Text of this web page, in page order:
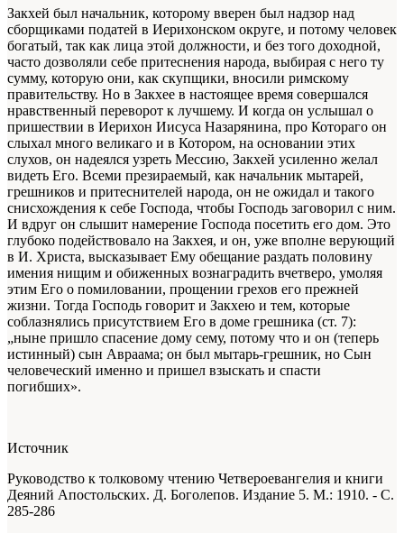
Закхей был начальник, которому вверен был надзор над
сборщиками податей в Иерихонском округе, и потому человек
богатый, так как лица этой должности, и без того доходной,
часто дозволяли себе притеснения народа, выбирая с него ту
сумму, которую они, как скупщики, вносили римскому
правительству. Но в Закхее в настоящее время совершался
нравственный переворот к лучшему. И когда он услышал о
пришествии в Иерихон Иисуса Назарянина, про Котораго он
слыхал много великаго и в Котором, на основании этих
слухов, он надеялся узреть Мессию, Закхей усиленно желал
видеть Его. Всеми презираемый, как начальник мытарей,
грешников и притеснителей народа, он не ожидал и такого
снисхождения к себе Господа, чтобы Господь заговорил с ним.
И вдруг он слышит намерение Господа посетить его дом. Это
глубоко подействовало на Закхея, и он, уже вполне верующий
в И. Христа, высказывает Ему обещание раздать половину
имения нищим и обиженных вознаградить вчетверо, умоляя
этим Его о помиловании, прощении грехов его прежней
жизни. Тогда Господь говорит и Закхею и тем, которые
соблазнялись присутствием Его в доме грешника (ст. 7):
„ныне пришло спасение дому сему, потому что и он (теперь
истинный) сын Авраама; он был мытарь-грешник, но Сын
человеческий именно и пришел взыскать и спасти
погибших».
Источник
Руководство к толковому чтению Четвероевангелия и книги
Деяний Апостольских. Д. Боголепов. Издание 5. М.: 1910. - С.
285-286